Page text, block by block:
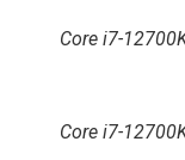
Core i7-
Core i7-